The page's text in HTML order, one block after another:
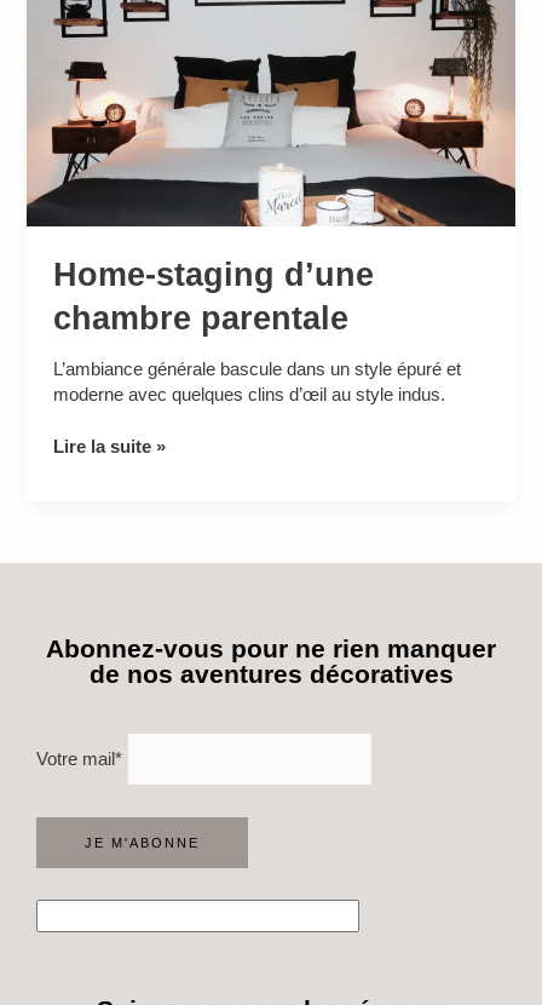
Home-staging d’une
chambre parentale
L’ambiance générale bascule dans un style épuré et
moderne avec quelques clins d’œil au style indus.
d’une
chambre
parentale
Lire la suite »
Abonnez-vous pour ne rien manquer
de nos aventures décoratives
Votre mail*